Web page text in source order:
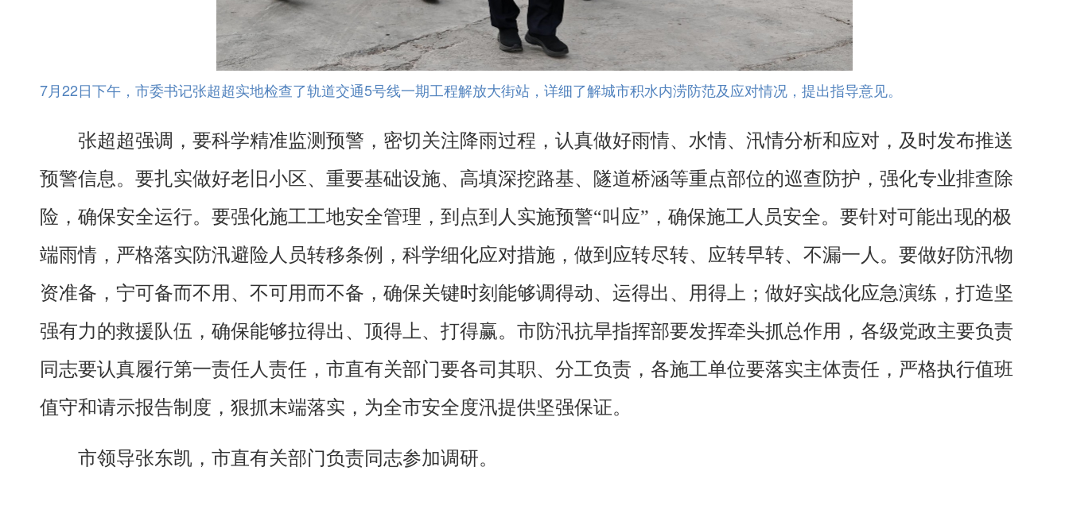
7月22日下午，市委书记张超超实地检查了轨道交通5号线一期工程解放大街站，详细了解城市积水内涝防范及应对情况，提出指导意见。
张超超强调，要科学精准监测预警，密切关注降雨过程，认真做好雨情、水情、汛情分析和应对，及时发布推送
预警信息。要扎实做好老旧小区、重要基础设施、高填深挖路基、隧道桥涵等重点部位的巡查防护，强化专业排查除
险，确保安全运行。要强化施工工地安全管理，到点到人实施预警“叫应”，确保施工人员安全。要针对可能出现的极
端雨情，严格落实防汛避险人员转移条例，科学细化应对措施，做到应转尽转、应转早转、不漏一人。要做好防汛物
资准备，宁可备而不用、不可用而不备，确保关键时刻能够调得动、运得出、用得上；做好实战化应急演练，打造坚
强有力的救援队伍，确保能够拉得出、顶得上、打得赢。市防汛抗旱指挥部要发挥牵头抓总作用，各级党政主要负责
同志要认真履行第一责任人责任，市直有关部门要各司其职、分工负责，各施工单位要落实主体责任，严格执行值班
值守和请示报告制度，狠抓末端落实，为全市安全度汛提供坚强保证。
市领导张东凯，市直有关部门负责同志参加调研。